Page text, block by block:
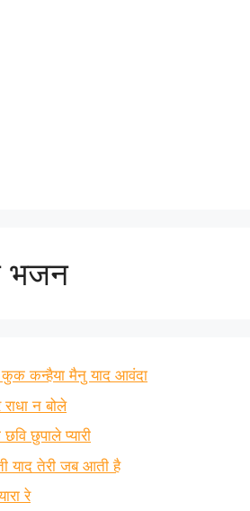
भजन
कुक कन्हैया मैनु याद आवंदा
न बोले
छुपाले प्यारी
याद तेरी जब आती है
रे